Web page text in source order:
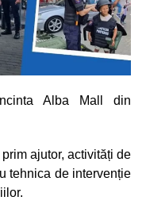
Alba Mall din
ajutor, activități de
tehnica de intervenție